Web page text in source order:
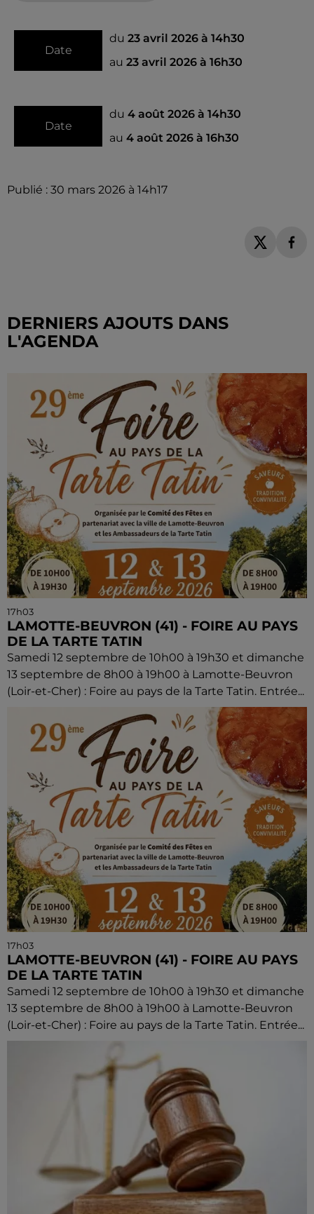
Date
du 23 avril 2026 à 14h30
au 23 avril 2026 à 16h30
Date
du 4 août 2026 à 14h30
au 4 août 2026 à 16h30
Publié : 30 mars 2026 à 14h17
DERNIERS AJOUTS DANS
L'AGENDA
17h03
LAMOTTE-BEUVRON (41) - FOIRE AU PAYS
DE LA TARTE TATIN
Samedi 12 septembre de 10h00 à 19h30 et dimanche
13 septembre de 8h00 à 19h00 à Lamotte-Beuvron
(Loir-et-Cher) : Foire au pays de la Tarte Tatin. Entrée...
17h03
LAMOTTE-BEUVRON (41) - FOIRE AU PAYS
DE LA TARTE TATIN
Samedi 12 septembre de 10h00 à 19h30 et dimanche
13 septembre de 8h00 à 19h00 à Lamotte-Beuvron
(Loir-et-Cher) : Foire au pays de la Tarte Tatin. Entrée...